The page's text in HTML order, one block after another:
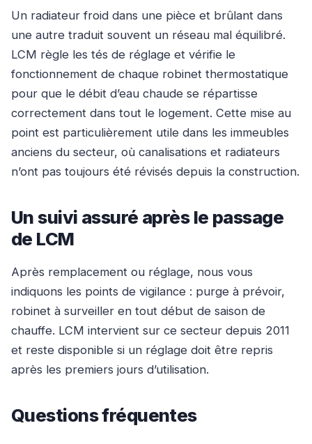
Un radiateur froid dans une pièce et brûlant dans
une autre traduit souvent un réseau mal équilibré.
LCM règle les tés de réglage et vérifie le
fonctionnement de chaque robinet thermostatique
pour que le débit d’eau chaude se répartisse
correctement dans tout le logement. Cette mise au
point est particulièrement utile dans les immeubles
anciens du secteur, où canalisations et radiateurs
n’ont pas toujours été révisés depuis la construction.
Un suivi assuré après le passage
de LCM
Après remplacement ou réglage, nous vous
indiquons les points de vigilance : purge à prévoir,
robinet à surveiller en tout début de saison de
chauffe. LCM intervient sur ce secteur depuis 2011
et reste disponible si un réglage doit être repris
après les premiers jours d’utilisation.
Questions fréquentes